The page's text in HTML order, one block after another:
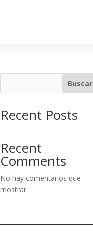
Buscar
Recent Posts
Recent
Comments
No hay comentarios que
mostrar.